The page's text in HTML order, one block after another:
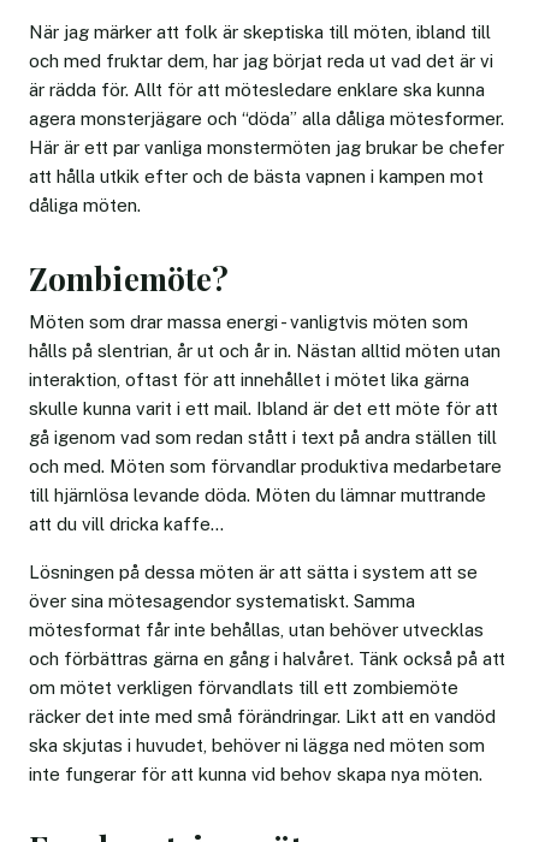
När jag märker att folk är skeptiska till möten, ibland till
och med fruktar dem, har jag börjat reda ut vad det är vi
är rädda för. Allt för att mötesledare enklare ska kunna
agera monsterjägare och “döda” alla dåliga mötesformer.
Här är ett par vanliga monstermöten jag brukar be chefer
att hålla utkik efter och de bästa vapnen i kampen mot
dåliga möten.
Zombiemöte?
Möten som drar massa energi - vanligtvis möten som
hålls på slentrian, år ut och år in. Nästan alltid möten utan
interaktion, oftast för att innehållet i mötet lika gärna
skulle kunna varit i ett mail. Ibland är det ett möte för att
gå igenom vad som redan stått i text på andra ställen till
och med. Möten som förvandlar produktiva medarbetare
till hjärnlösa levande döda. Möten du lämnar muttrande
att du vill dricka kaffe…
Lösningen på dessa möten är att sätta i system att se
över sina mötesagendor systematiskt. Samma
mötesformat får inte behållas, utan behöver utvecklas
och förbättras gärna en gång i halvåret. Tänk också på att
om mötet verkligen förvandlats till ett zombiemöte
räcker det inte med små förändringar. Likt att en vandöd
ska skjutas i huvudet, behöver ni lägga ned möten som
inte fungerar för att kunna vid behov skapa nya möten.